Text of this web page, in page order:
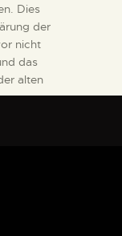
Dies
der
nicht
das
alten